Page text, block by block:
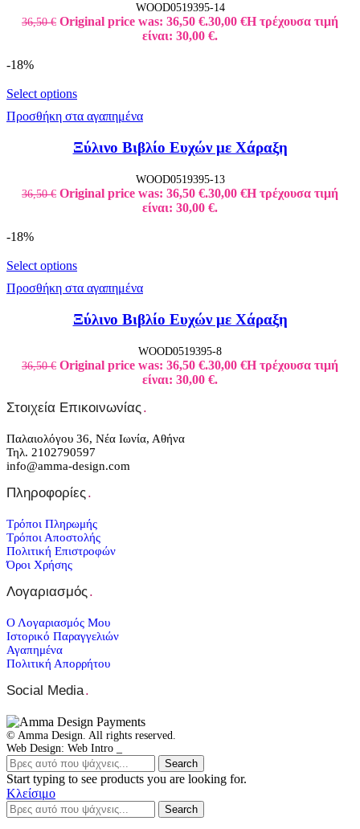
WOOD0519395-14
36,50€ Original price was: 36,50 €.30,00 €Η τρέχουσα τιμή
είναι: 30,00 €.
-18%
Select options
Προσθήκη στα αγαπημένα
Ξύλινο Βιβλίο Ευχών με Χάραξη
WOOD0519395-13
36,50€ Original price was: 36,50 €.30,00 €Η τρέχουσα τιμή
είναι: 30,00 €.
-18%
Select options
Προσθήκη στα αγαπημένα
Ξύλινο Βιβλίο Ευχών με Χάραξη
WOOD0519395-8
36,50€ Original price was: 36,50 €.30,00 €Η τρέχουσα τιμή
είναι: 30,00 €.
Στοιχεία Επικοινωνίας.
Παλαιολόγου 36, Νέα Ιωνία, Αθήνα
Τηλ. 2102790597
info@amma-design.com
Πληροφορίες.
Τρόποι Πληρωμής
Τρόποι Αποστολής
Πολιτική Επιστροφών
Όροι Χρήσης
Λογαριασμός.
Ο Λογαριασμός Μου
Ιστορικό Παραγγελιών
Αγαπημένα
Πολιτική Απορρήτου
Social Media.
© Amma Design. All rights reserved.
Web Design: Web Intro _
Search
Start typing to see products you are looking for.
Κλείσιμο
Search